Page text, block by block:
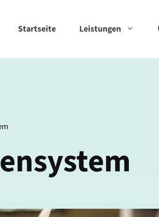
Startseite Leistungen